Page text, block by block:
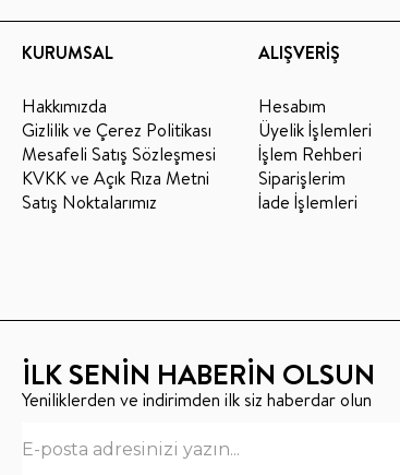
KURUMSAL
Hakkımızda
Gizlilik ve Çerez Politikası
Mesafeli Satış Sözleşmesi
KVKK ve Açık Rıza Metni
Satış Noktalarımız
ALIŞVERİŞ
Hesabım
Üyelik İşlemleri
İşlem Rehberi
Siparişlerim
İade İşlemleri
İLK SENİN HABERİN OLSUN
Yeniliklerden ve indirimden ilk siz haberdar olun